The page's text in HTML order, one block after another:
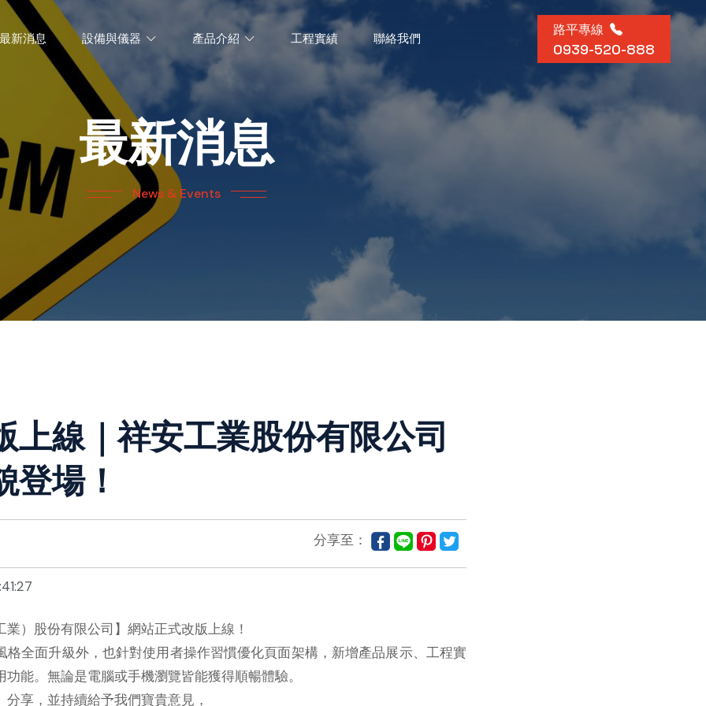
最新消息 設備與儀器 產品介紹 工程實績 聯絡我們
路平專線
0939-520-888
最新消息
News & Events
上線｜祥安工業股份有限公司
登場！
分享至：
）股份有限公司】網站正式改版上線！
格全面升級外，也針對使用者操作習慣優化頁面架構，新增產品展示、工程實
能。無論是電腦或手機瀏覽皆能獲得順暢體驗。
享，並持續給予我們寶貴意見，